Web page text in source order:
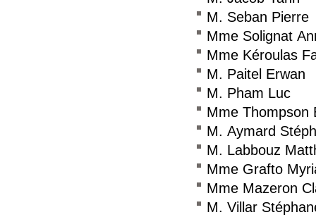
M. Seban Pierre
Mme Solignat
Mme Kéroulas
M. Paitel Erwan
M. Pham Luc
Mme Thompson
M. Aymard
M. Labbouz
Mme Grafto
Mme Mazeron
M. Villar